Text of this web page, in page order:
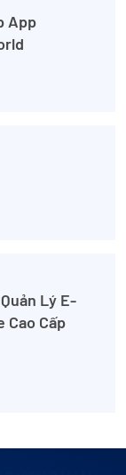
App
Lý E-
Cao Cấp